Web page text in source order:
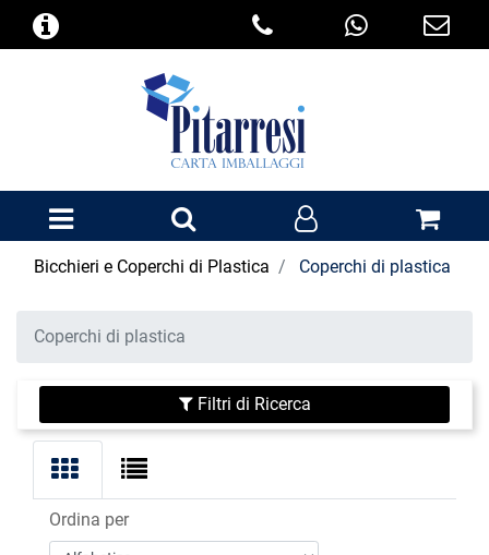
Open menu
Bicchieri e Coperchi di Plastica Coperchi di plastica
Coperchi di plastica
Filtri di Ricerca
Ordina per